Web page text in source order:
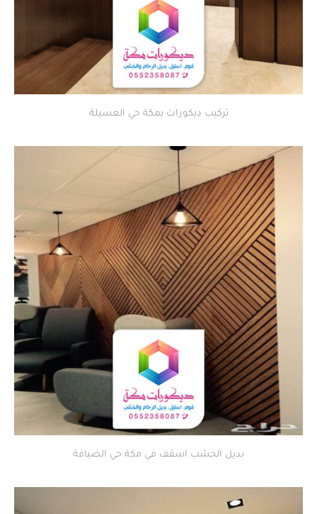
تركيب ديكورات بمكة حي العسيلة
بديل الخشب اسقف في مكة حي الضيافة